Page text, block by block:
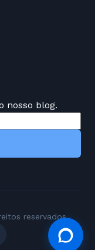
nosso blog.
reservados.